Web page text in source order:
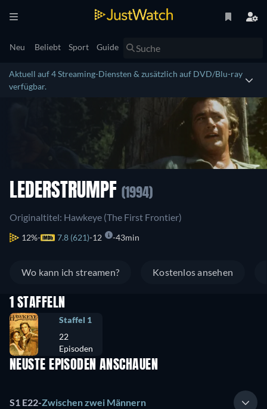
Neu Beliebt Sport Guide
Aktuell auf 4 Streaming-Diensten & zusätzlich auf DVD/Blu-ray
verfügbar.
LEDERSTRUMPF (1994)
Originaltitel: Hawkeye (The First Frontier)
12% 7.8 (621) 12 43min
Wo kann ich streamen? Kostenlos ansehen
1 STAFFELN
Staffel 1
22
Episoden
NEUSTE EPISODEN ANSCHAUEN
S1 E22-Zwischen zwei Männern